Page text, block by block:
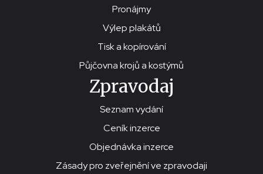
Pronájmy
Výlep plakátů
Tisk a kopírování
Půjčovna krojů a kostýmů
Zpravodaj
Seznam vydání
Ceník inzerce
Objednávka inzerce
Zásady pro zveřejnění ve zpravodaji